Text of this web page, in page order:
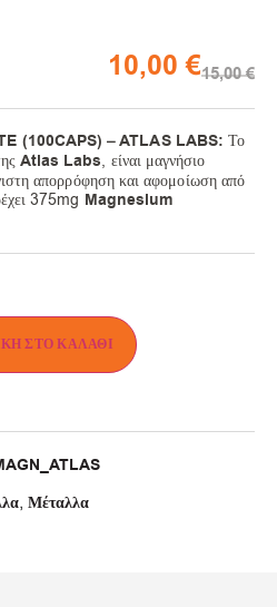
15,00€
10,00€
(100CAPS) – ATLAS LABS:Το
Atlas Labs, είναι μαγνήσιο
απορρόφηση και αφομοίωση από
375mg Magnesium
ΣΤΟ ΚΑΛΆΘΙ
, Μέταλλα